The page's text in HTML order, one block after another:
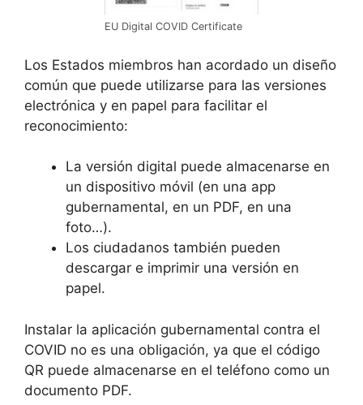
EU Digital COVID Certificate
Los Estados miembros han acordado un diseño
común que puede utilizarse para las versiones
electrónica y en papel para facilitar el
reconocimiento:
La versión digital puede almacenarse en
un dispositivo móvil (en una app
gubernamental, en un PDF, en una
foto…).
Los ciudadanos también pueden
descargar e imprimir una versión en
papel.
Instalar la aplicación gubernamental contra el
COVID no es una obligación, ya que el código
QR puede almacenarse en el teléfono como un
documento PDF.